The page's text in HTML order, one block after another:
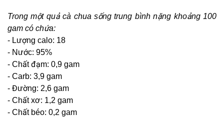
Trong một quả cà chua sống trung bình nặng khoảng 100
gam có chứa:
- Lượng calo: 18
- Nước: 95%
- Chất đạm: 0,9 gam
- Carb: 3,9 gam
- Đường: 2,6 gam
- Chất xơ: 1,2 gam
- Chất béo: 0,2 gam